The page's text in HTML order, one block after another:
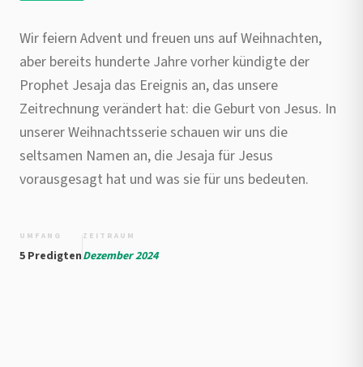
Wir feiern Advent und freuen uns auf Weihnachten,
aber bereits hunderte Jahre vorher kündigte der
Prophet Jesaja das Ereignis an, das unsere
Zeitrechnung verändert hat: die Geburt von Jesus. In
unserer Weihnachtsserie schauen wir uns die
seltsamen Namen an, die Jesaja für Jesus
vorausgesagt hat und was sie für uns bedeuten.
UMFANG
5 Predigten
ZEITRAUM
Dezember 2024